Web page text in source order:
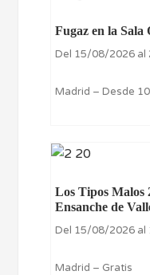
Fugaz en la Sala
Del 15/08/2026
Madrid – Desde
Los Tipos Malos
Ensanche de
Del 15/08/2026
Madrid – Gratis